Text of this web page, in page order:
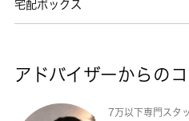
宅配ボックス
アドバイザーからの
7万以下専門スタ